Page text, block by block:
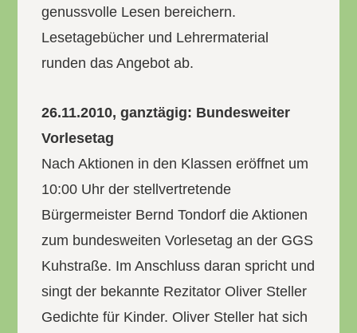
genussvolle Lesen bereichern.
Lesetagebücher und Lehrermaterial
runden das Angebot ab.
26.11.2010, ganztägig: Bundesweiter
Vorlesetag
Nach Aktionen in den Klassen eröffnet um
10:00 Uhr der stellvertretende
Bürgermeister Bernd Tondorf die Aktionen
zum bundesweiten Vorlesetag an der GGS
Kuhstraße. Im Anschluss daran spricht und
singt der bekannte Rezitator Oliver Steller
Gedichte für Kinder. Oliver Steller hat sich